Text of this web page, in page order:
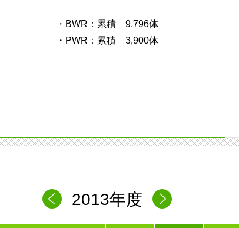
・BWR：累積 9,796体
・PWR：累積 3,900体
2013年度